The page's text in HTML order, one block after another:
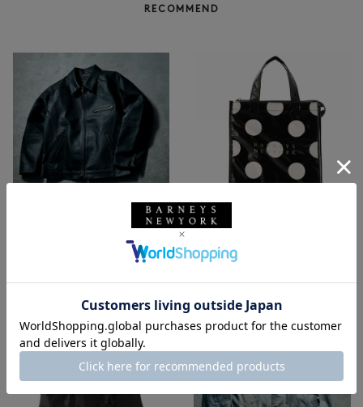
RECOMMEND
BARNEYS NEW YORK by ANC
BARNEYS NEW YORK
グ／ドット柄